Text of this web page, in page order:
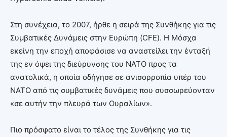
Στη συνέχεια, το 2007, ήρθε η σειρά της Συνθήκης για τις
Συμβατικές Δυνάμεις στην Ευρώπη (CFE). Η Μόσχα
εκείνη την εποχή αποφάσισε να αναστείλει την ένταξή
της εν όψει της διεύρυνσης του ΝΑΤΟ προς τα
ανατολικά, η οποία οδήγησε σε ανισορροπία υπέρ του
NATO από τις συμβατικές δυνάμεις που συσσωρεύονταν
«σε αυτήν την πλευρά των Ουραλίων».
Πιο πρόσφατο είναι το τέλος της Συνθήκης για τις